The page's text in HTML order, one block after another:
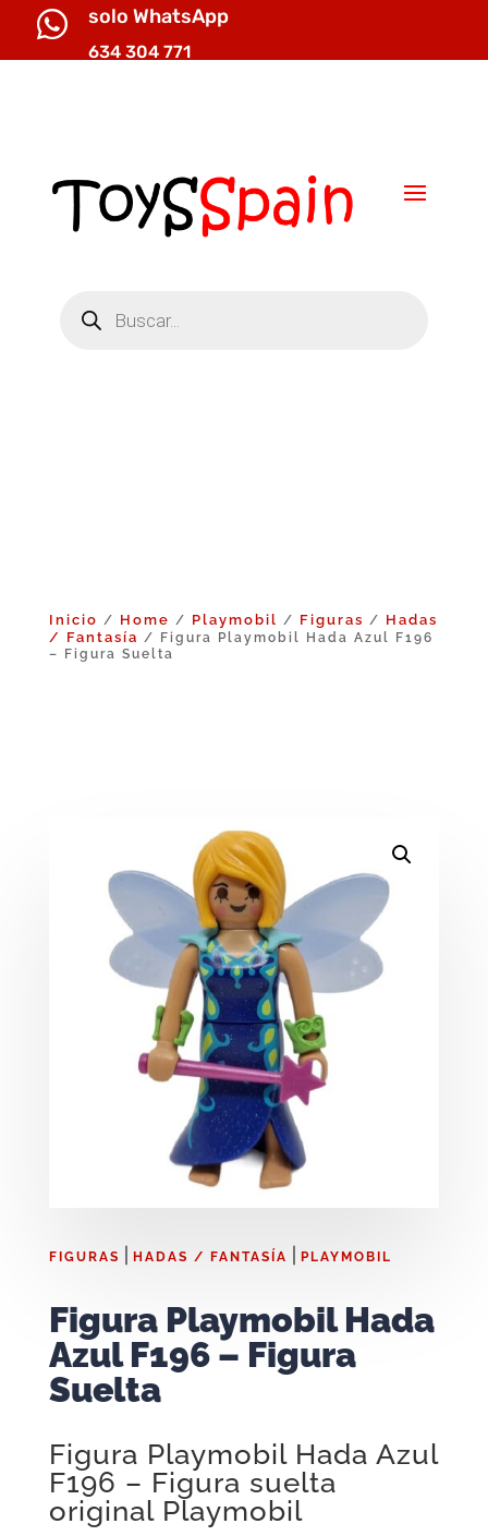
 solo WhatsApp
634 304 771
productos
Inicio / Home / Playmobil / Figuras / Hadas
/ Fantasía / Figura Playmobil Hada Azul F196
– Figura Suelta
FIGURAS HADAS / FANTASÍA PLAYMOBIL
Figura Playmobil Hada
Azul F196 – Figura
Suelta
Figura Playmobil Hada Azul
F196 – Figura suelta
original Playmobil